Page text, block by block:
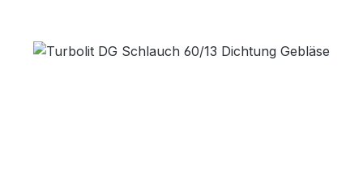
Bildergalerie überspringen